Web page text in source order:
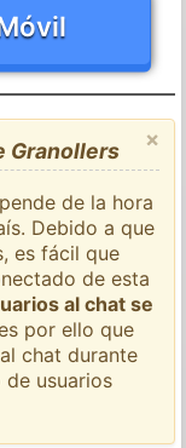
×
Granollers
de la hora
Debido a que
es fácil que
de esta
al chat se
por ello que
chat durante
usuarios